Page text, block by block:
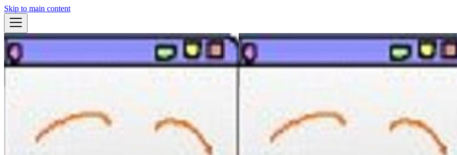
Skip to main content